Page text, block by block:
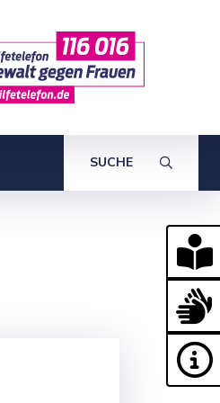
SUCHE